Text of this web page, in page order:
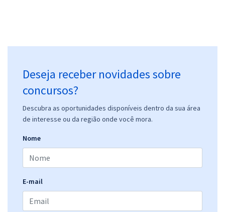
Deseja receber novidades sobre
concursos?
Descubra as oportunidades disponíveis dentro da sua área
de interesse ou da região onde você mora.
Nome
E-mail